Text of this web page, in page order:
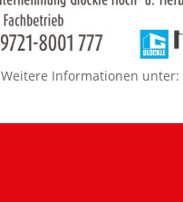
Weitere Informationen unter: